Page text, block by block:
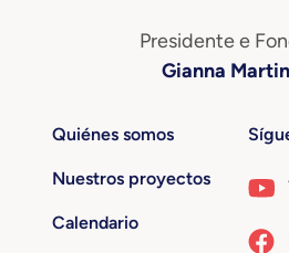
Presidente e
Gianna
Quiénes somos
Nuestros proyectos
Calendario